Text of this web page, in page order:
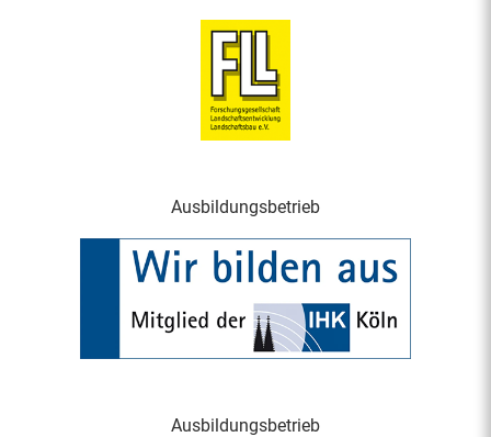
Ausbildungsbetrieb
Ausbildungsbetrieb